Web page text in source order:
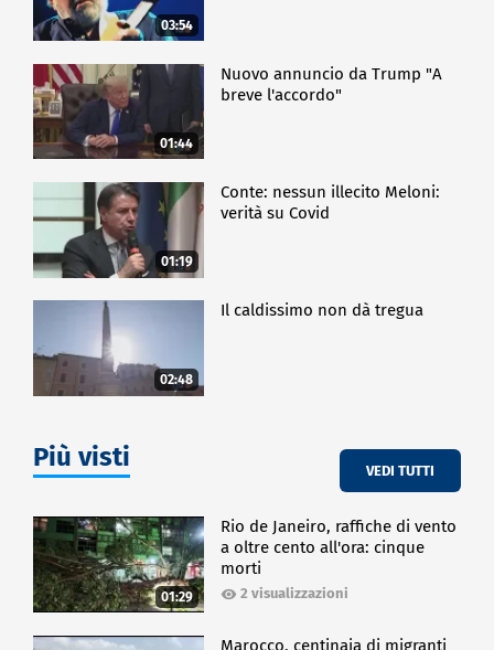
03:54
01:44
Nuovo annuncio da Trump "A
breve l'accordo"
01:19
Conte: nessun illecito Meloni:
verità su Covid
02:48
Il caldissimo non dà tregua
Più visti VEDI TUTTI
01:29
Rio de Janeiro, raffiche di vento
a oltre cento all'ora: cinque
morti
2 visualizzazioni
Marocco, centinaia di migranti